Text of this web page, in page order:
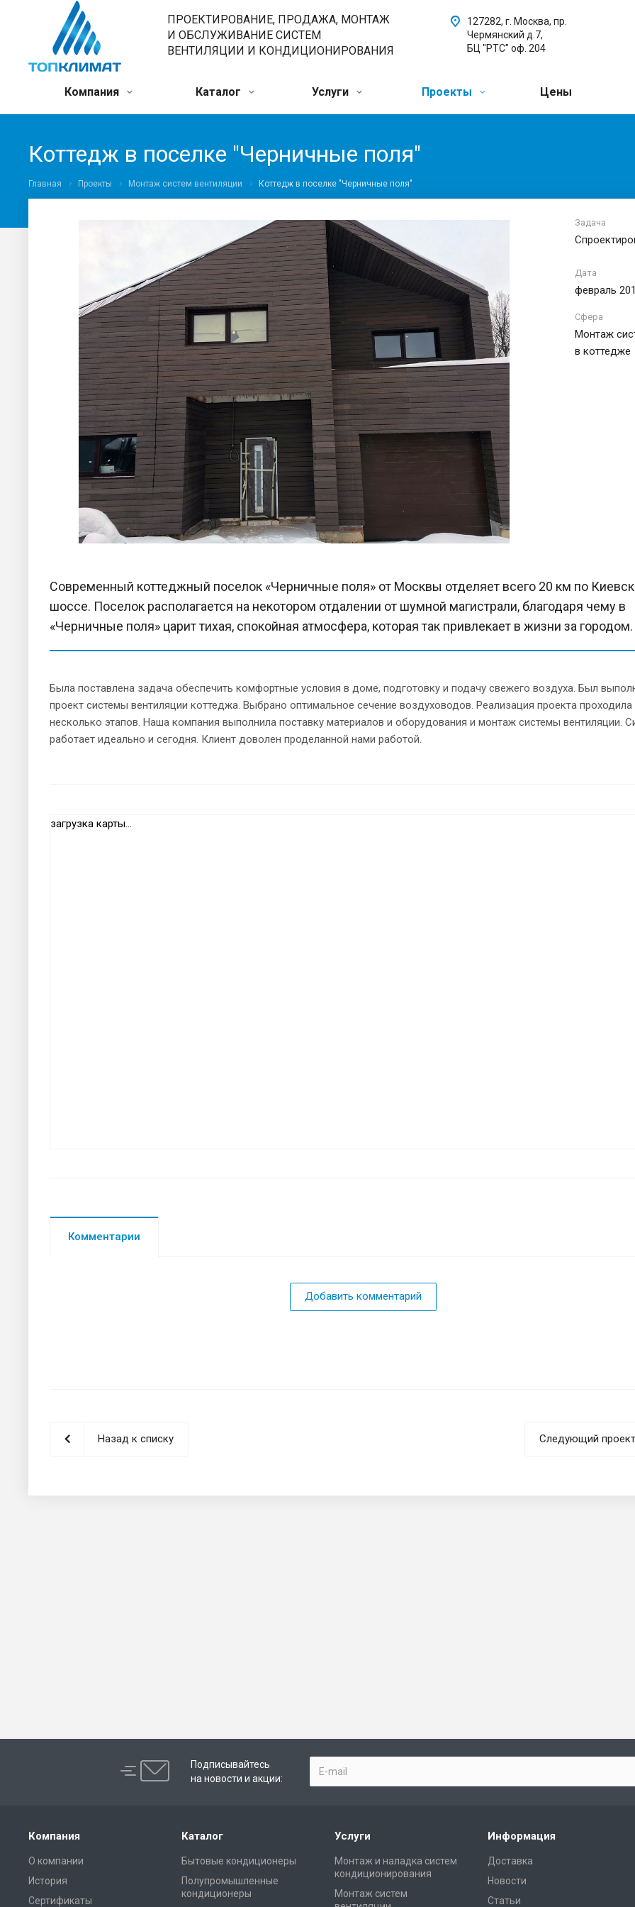
ПРОЕКТИРОВАНИЕ, ПРОДАЖА, МОНТАЖ
И ОБСЛУЖИВАНИЕ СИСТЕМ
ВЕНТИЛЯЦИИ И КОНДИЦИОНИРОВАНИЯ
127282, г. Москва, пр.
Чермянский д.7,
БЦ "РТС" оф. 204
Компания Каталог Услуги Проекты Цены
Коттедж в поселке "Черничные поля"
Главная Проекты Монтаж систем вентиляции Коттедж в поселке "Черничные поля"
Задача
Дата
февраль
Сфера
Монтаж
в коттедже
Современный коттеджный поселок «Черничные поля» от Москвы отделяет всего 20 км по
шоссе. Поселок располагается на некотором отдалении от шумной магистрали, благодаря чему в
«Черничные поля» царит тихая, спокойная атмосфера, которая так привлекает в жизни за городом.
Была поставлена задача обеспечить комфортные условия в доме, подготовку и подачу свежего воздуха. Был
проект системы вентиляции коттеджа. Выбрано оптимальное сечение воздуховодов. Реализация проекта проходила
несколько этапов. Наша компания выполнила поставку материалов и оборудования и монтаж системы вентиляции.
работает идеально и сегодня. Клиент доволен проделанной нами работой.
загрузка карты...
Комментарии
Добавить комментарий
Назад к списку Следующий проект
Подписывайтесь
на новости и акции:
Компания
О компании
История
Сертификаты
Каталог
Бытовые кондиционеры
Полупромышленные
кондиционеры
Услуги
Монтаж и наладка систем
кондиционирования
Монтаж систем
Информация
Доставка
Новости
Статьи